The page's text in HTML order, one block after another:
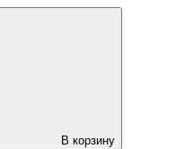
В корзину